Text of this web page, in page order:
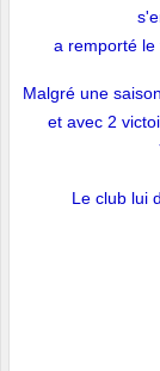
a remporté le
Malgré une
et avec 2
Le club lui